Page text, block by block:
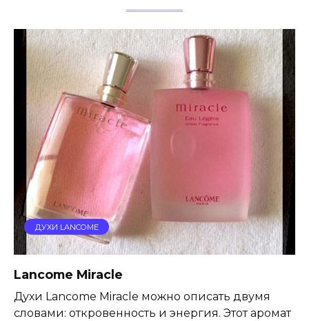
ДУХИ LANCOME
Lancome Miracle
Духи Lancome Miracle можно описать двумя
словами: откровенность и энергия. Этот аромат